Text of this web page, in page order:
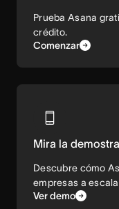
Prueba Asana
crédito.
Comenzar
Mira la
Descubre cómo
empresas a
Ver demo